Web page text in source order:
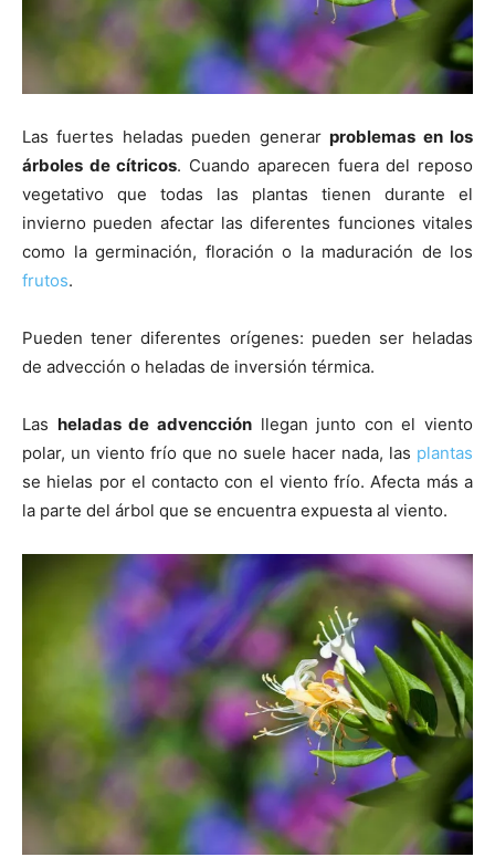
Las fuertes heladas pueden generarproblemas en los
árboles de cítricos. Cuando aparecen fuera del reposo
vegetativo que todas las plantas tienen durante el
invierno pueden afectar las diferentes funciones vitales
como la germinación, floración o la maduración de los
frutos.
Pueden tener diferentes orígenes: pueden ser heladas
de advección o heladas de inversión térmica.
Las heladas de advencciónllegan junto con el viento
polar, un viento frío que no suele hacer nada, las plantas
se hielas por el contacto con el viento frío. Afecta más a
la parte del árbol que se encuentra expuesta al viento.